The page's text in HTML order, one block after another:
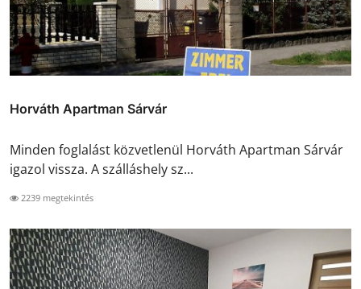
Horváth Apartman Sárvár
Minden foglalást közvetlenül Horváth Apartman Sárvár
igazol vissza. A szálláshely sz...
2239 megtekintés